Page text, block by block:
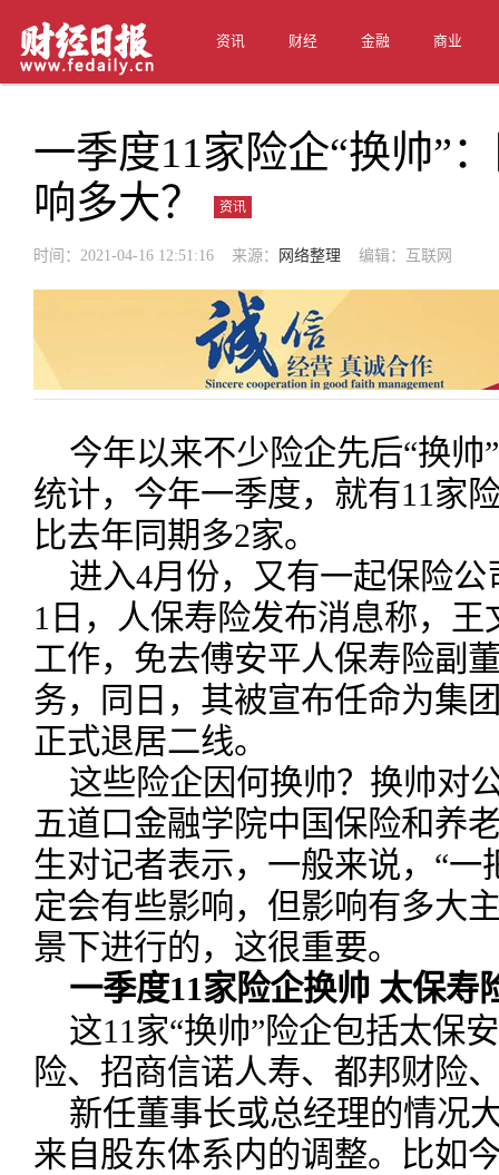
资讯 财经 金融 商业
一季度11家险企“换帅”
响多大？
资讯
时间：2021-04-16 12:51:16 来源： 网络整理 编辑：互联网
今年以来不少险企先后“换
统计，今年一季度，就有11家
比去年同期多2家。
进入4月份，又有一起保险
1日，人保寿险发布消息称，
工作，免去傅安平人保寿险副
务，同日，其被宣布任命为集
正式退居二线。
这些险企因何换帅？换帅对
五道口金融学院中国保险和养
生对记者表示，一般来说，“一
定会有些影响，但影响有多大
景下进行的，这很重要。
一季度11家险企换帅 太保寿
这11家“换帅”险企包括太保
险、招商信诺人寿、都邦财险
新任董事长或总经理的情况
来自股东体系内的调整。比如